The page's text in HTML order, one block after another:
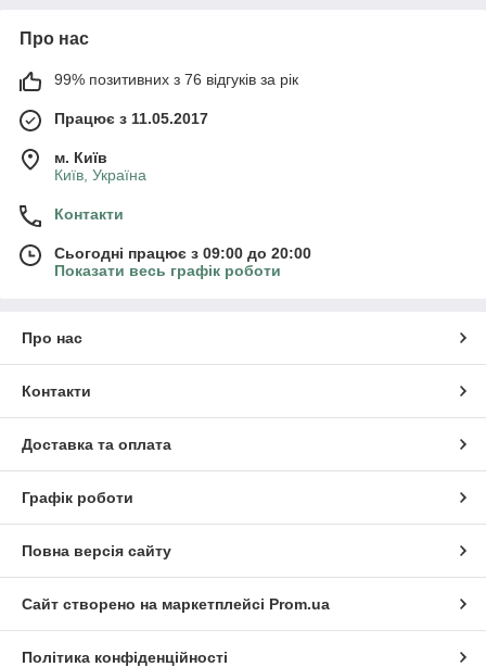
Про нас
99% позитивних з 76 відгуків за рік
Працює з 11.05.2017
м. Київ
Київ, Україна
Контакти
Сьогодні працює з 09:00 до 20:00
Показати весь графік роботи
Про нас
Контакти
Доставка та оплата
Графік роботи
Повна версія сайту
Сайт створено на маркетплейсі Prom.ua
Політика конфіденційності